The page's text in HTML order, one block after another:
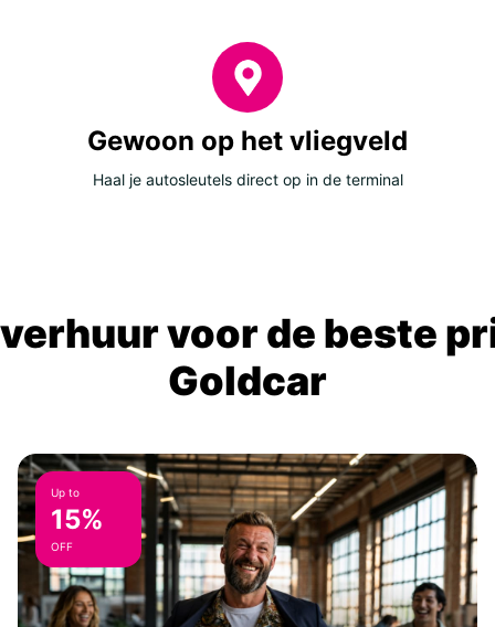
Gewoon op het vliegveld
Haal je autosleutels direct op in de terminal
voor de beste
Goldcar
Up to
15%
OFF